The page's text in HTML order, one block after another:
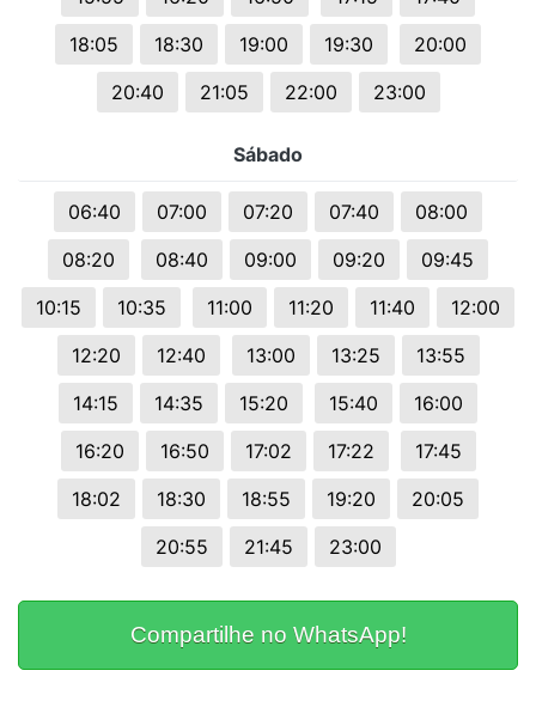
18:05
18:30 19:00 19:30
20:00
20:40
21:05 22:00 23:00
Sábado
06:40 07:00 07:20 07:40
08:00
08:20
08:40 09:00 09:20
09:45
10:15
10:35 11:00 11:20 11:40
12:00
12:20
12:40 13:00 13:25
13:55
14:15
14:35 15:20 15:40
16:00
16:20
16:50 17:02 17:22
17:45
18:02
18:30 18:55 19:20
20:05
20:55
21:45 23:00
Compartilhe no WhatsApp!